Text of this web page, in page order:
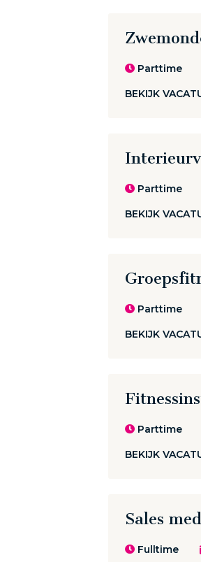
Parttime
BEKIJK
Parttime
BEKIJK
Parttime
BEKIJK
Parttime
BEKIJK
Sales
Fulltime